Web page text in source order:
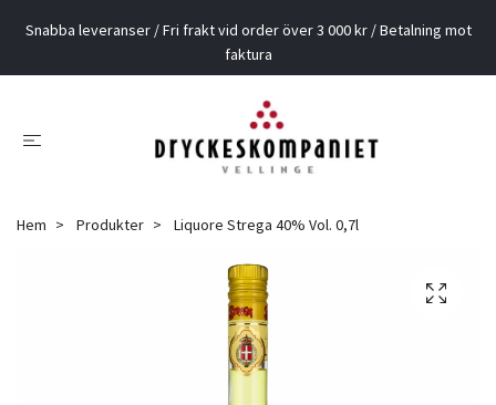
Snabba leveranser / Fri frakt vid order över 3 000 kr / Betalning mot
faktura
Hem Produkter Liquore Strega 40% Vol. 0,7l